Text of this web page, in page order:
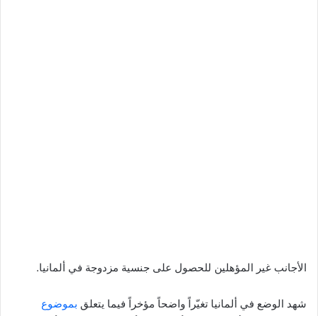
الأجانب غير المؤهلين للحصول على جنسية مزدوجة في ألمانيا.
شهد الوضع في ألمانيا تغيّراً واضحاً مؤخراً فيما يتعلق بموضوع